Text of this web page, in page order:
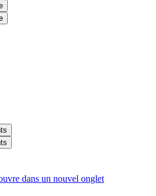
dans un nouvel onglet